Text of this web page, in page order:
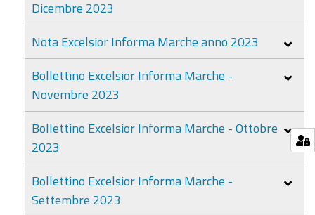
Dicembre 2023
Nota Excelsior Informa Marche anno 2023
Bollettino Excelsior Informa Marche -
Novembre 2023
Bollettino Excelsior Informa Marche - Ottobre
2023
Bollettino Excelsior Informa Marche -
Settembre 2023